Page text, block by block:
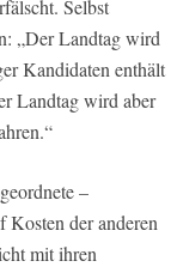
Selbst
„Der Landtag wird
Kandidaten enthält
Landtag wird aber
–
der anderen
mit ihren